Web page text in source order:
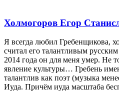
Холмогоров Егор
Я всегда любил Гребенщикова,
считал его талантливым
2014 года он для меня умер. Не
явление культуры… Гребень
талантлив как поэт (музыка
Иуда. Причём иуда масштаба